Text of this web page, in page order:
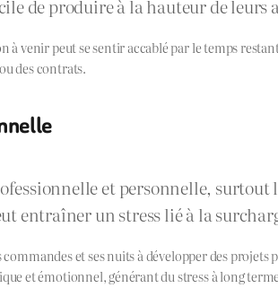
de produire à la hauteur de leurs
venir peut se sentir accablé par le temps
des contrats.
et personnelle,
entraîner un stress lié à la
et ses nuits à développer des
et émotionnel, générant du stress à long